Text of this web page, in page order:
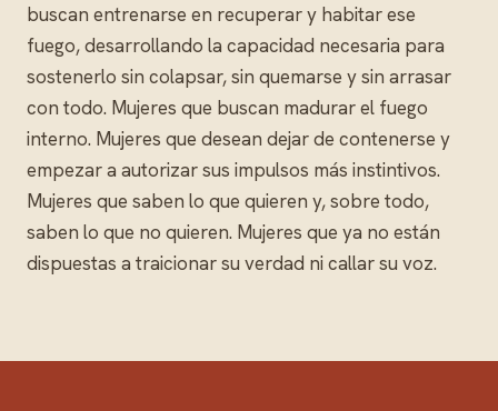
buscan entrenarse en recuperar y habitar ese
fuego, desarrollando la capacidad necesaria para
sostenerlo sin colapsar, sin quemarse y sin arrasar
con todo. Mujeres que buscan madurar el fuego
interno. Mujeres que desean dejar de contenerse y
empezar a autorizar sus impulsos más instintivos.
Mujeres que saben lo que quieren y, sobre todo,
saben lo que no quieren. Mujeres que ya no están
dispuestas a traicionar su verdad ni callar su voz.